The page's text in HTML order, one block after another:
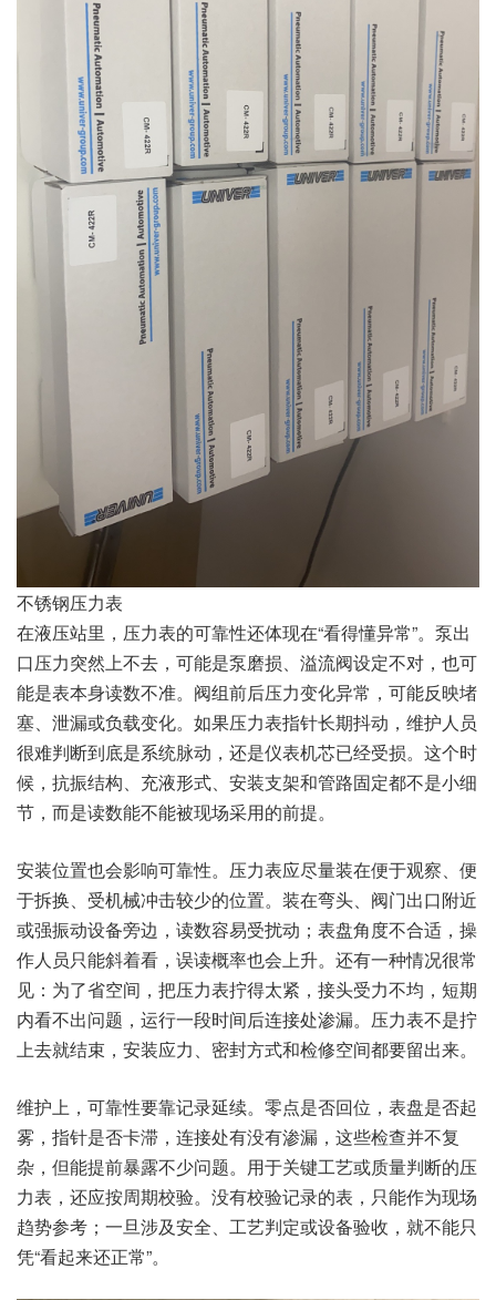
不锈钢压力表
在液压站里，压力表的可靠性还体现在“看得懂异常”。泵出
口压力突然上不去，可能是泵磨损、溢流阀设定不对，也可
能是表本身读数不准。阀组前后压力变化异常，可能反映堵
塞、泄漏或负载变化。如果压力表指针长期抖动，维护人员
很难判断到底是系统脉动，还是仪表机芯已经受损。这个时
候，抗振结构、充液形式、安装支架和管路固定都不是小细
节，而是读数能不能被现场采用的前提。
安装位置也会影响可靠性。压力表应尽量装在便于观察、便
于拆换、受机械冲击较少的位置。装在弯头、阀门出口附近
或强振动设备旁边，读数容易受扰动；表盘角度不合适，操
作人员只能斜着看，误读概率也会上升。还有一种情况很常
见：为了省空间，把压力表拧得太紧，接头受力不均，短期
内看不出问题，运行一段时间后连接处渗漏。压力表不是拧
上去就结束，安装应力、密封方式和检修空间都要留出来。
维护上，可靠性要靠记录延续。零点是否回位，表盘是否起
雾，指针是否卡滞，连接处有没有渗漏，这些检查并不复
杂，但能提前暴露不少问题。用于关键工艺或质量判断的压
力表，还应按周期校验。没有校验记录的表，只能作为现场
趋势参考；一旦涉及安全、工艺判定或设备验收，就不能只
凭“看起来还正常”。